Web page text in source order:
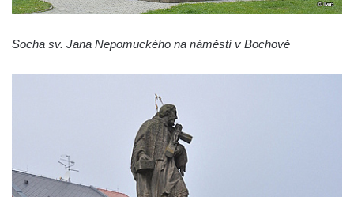
Pražské třídě v Českých Budějovicích
Socha svatého Jana Nepomuckého Na
Sadech u Mlýnské stoky v Českých
Budějovicích
Sochy brouků u Mlýnské stoky v Českých
Socha sv. Jana Nepomuckého na náměstí v Bochově